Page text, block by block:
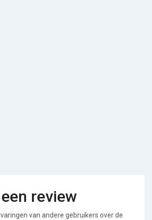
review
van andere gebruikers over de